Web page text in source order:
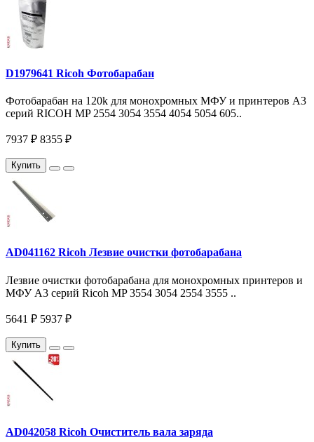
D1979641 Ricoh Фотобарабан
Фотобарабан на 120k для монохромных МФУ и принтеров A3
серий RICOH MP 2554 3054 3554 4054 5054 605..
7937 ₽ 8355 ₽
Купить
AD041162 Ricoh Лезвие очистки фотобарабана
Лезвие очистки фотобарабана для монохромных принтеров и
МФУ A3 серий Ricoh MP 3554 3054 2554 3555 ..
5641 ₽ 5937 ₽
Купить
AD042058 Ricoh Очиститель вала заряда